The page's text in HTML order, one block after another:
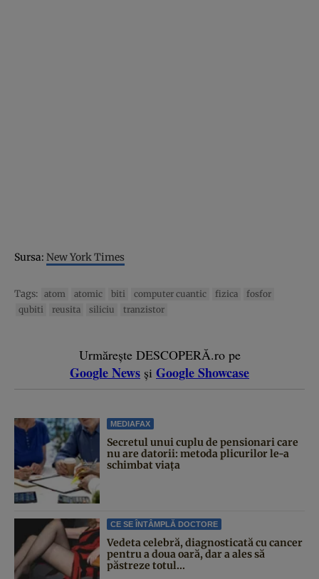
Sursa: New York Times
Tags: atom atomic biti computer cuantic fizica
fosfor
qubiti
reusita siliciu tranzistor
Urmărește DESCOPERĂ.ro pe
Google News și Google Showcase
MEDIAFAX
Secretul unui cuplu de pensionari care
nu are datorii: metoda plicurilor le-a
schimbat viața
CE SE ÎNTÂMPLĂ DOCTORE
Vedeta celebră, diagnosticată cu cancer
pentru a doua oară, dar a ales să
păstreze totul...